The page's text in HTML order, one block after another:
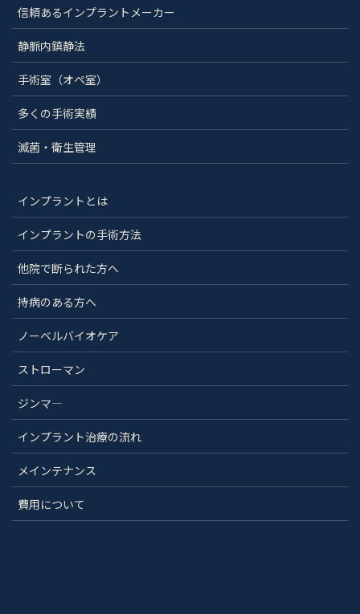
信頼あるインプラントメーカー
静脈内鎮静法
手術室（オペ室）
多くの手術実績
滅菌・衛生管理
インプラントとは
インプラントの手術方法
他院で断られた方へ
持病のある方へ
ノーベルバイオケア
ストローマン
ジンマ―
インプラント治療の流れ
メインテナンス
費用について